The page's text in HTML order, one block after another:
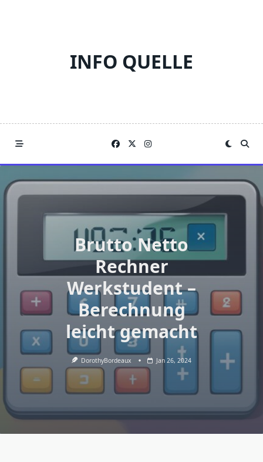
INFO QUELLE
Brutto Netto
Rechner
Werkstudent –
Berechnung
leicht gemacht
DorothyBordeaux Jan 26, 2024